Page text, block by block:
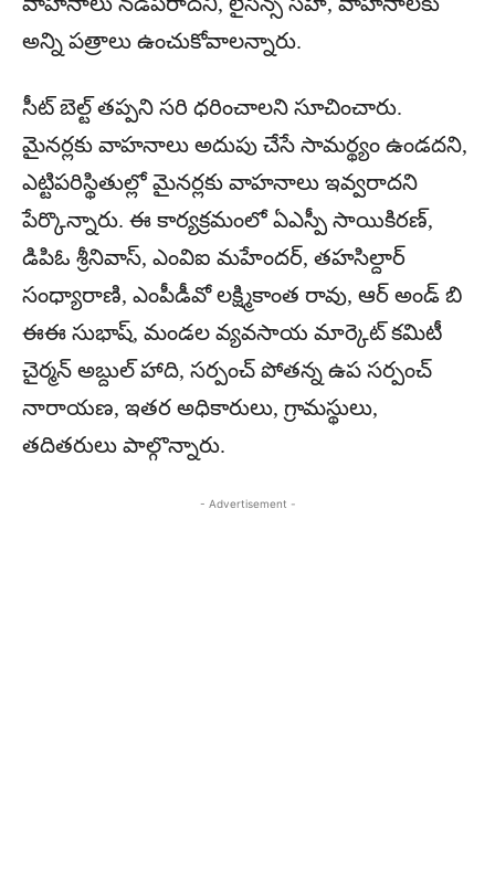
అన్ని పత్రాలు ఉంచుకోవాలన్నారు.
సీట్ బెల్ట్ తప్పని సరి ధరించాలని సూచించారు.
మైనర్లకు వాహనాలు అదుపు చేసే సామర్థ్యం ఉండదని,
ఎట్టిపరిస్థితుల్లో మైనర్లకు వాహనాలు ఇవ్వరాదని
పేర్కొన్నారు. ఈ కార్యక్రమంలో ఏఎస్పీ సాయికిరణ్,
డిపిఓ శ్రీనివాస్, ఎంవిఐ మహేందర్, తహసిల్దార్
సంధ్యారాణి, ఎంపీడీవో లక్ష్మికాంత రావు, ఆర్ అండ్ బి
ఈఈ సుభాష్, మండల వ్యవసాయ మార్కెట్ కమిటీ
చైర్మన్ అబ్దుల్ హాది, సర్పంచ్ పోతన్న ఉప సర్పంచ్
నారాయణ, ఇతర అధికారులు, గ్రామస్థులు,
తదితరులు పాల్గొన్నారు.
- Advertisement -